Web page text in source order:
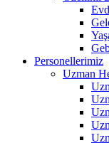
Personellerimiz
Uzman